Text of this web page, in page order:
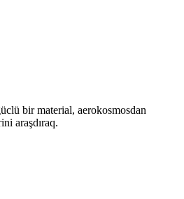
bir material, aerokosmosdan
araşdıraq.